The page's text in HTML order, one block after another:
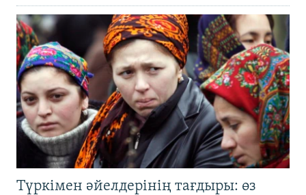
Түркімен әйелдерінің тағдыры: өз